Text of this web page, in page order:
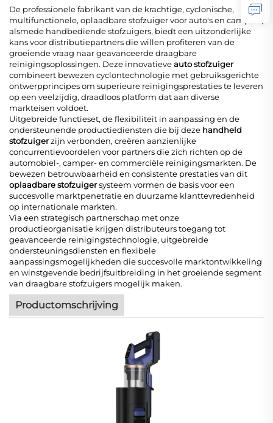
De professionele fabrikant van de krachtige, cyclonische,
multifunctionele, oplaadbare stofzuiger voor auto's en campers,
alsmede handbediende stofzuigers, biedt een uitzonderlijke
kans voor distributiepartners die willen profiteren van de
groeiende vraag naar geavanceerde draagbare
reinigingsoplossingen. Deze innovatieveauto stofzuiger
combineert bewezen cyclontechnologie met gebruiksgerichte
ontwerpprincipes om superieure reinigingsprestaties te leveren
op een veelzijdig, draadloos platform dat aan diverse
markteisen voldoet.
Uitgebreide functieset, de flexibiliteit in aanpassing en de
ondersteunende productiediensten die bij deze handheld
stofzuigerzijn verbonden, creëren aanzienlijke
concurrentievoordelen voor partners die zich richten op de
automobiel-, camper- en commerciële reinigingsmarkten. De
bewezen betrouwbaarheid en consistente prestaties van dit
oplaadbare stofzuigersysteem vormen de basis voor een
succesvolle marktpenetratie en duurzame klanttevredenheid
op internationale markten.
Via een strategisch partnerschap met onze
productieorganisatie krijgen distributeurs toegang tot
geavanceerde reinigingstechnologie, uitgebreide
ondersteuningsdiensten en flexibele
aanpassingsmogelijkheden die succesvolle marktontwikkeling
en winstgevende bedrijfsuitbreiding in het groeiende segment
van draagbare stofzuigers mogelijk maken.
Productomschrijving